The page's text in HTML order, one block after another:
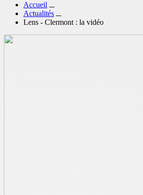
Accueil
Actualités
Lens - Clermont : la vidéo